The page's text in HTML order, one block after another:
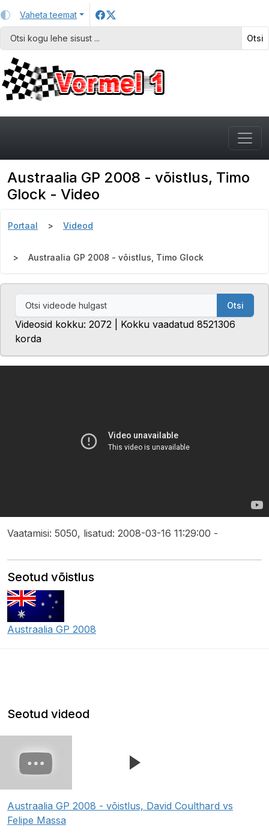
Vaheta teemat
Otsi
Austraalia GP 2008 - võistlus, Timo
Glock - Video
Portaal Videod
Austraalia GP 2008 - võistlus, Timo Glock
Otsi
Videosid kokku: 2072 | Kokku vaadatud 8521306
korda
Vaatamisi: 5050, lisatud: 2008-03-16 11:29:00 -
Seotud võistlus
Austraalia GP 2008
Seotud videod
Austraalia GP 2008 - võistlus, David Coulthard vs
Felipe Massa